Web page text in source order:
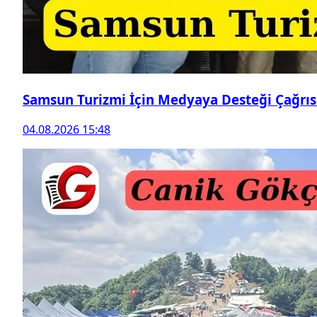
Samsun Turizmi İçin Medyaya Desteği
04.08.2026 15:48